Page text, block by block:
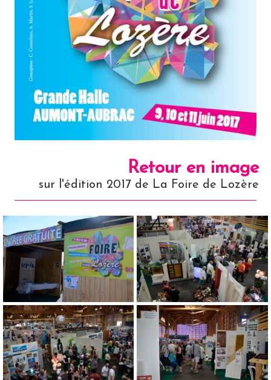
Retour en image
sur l'édition 2017 de La Foire de Lozère